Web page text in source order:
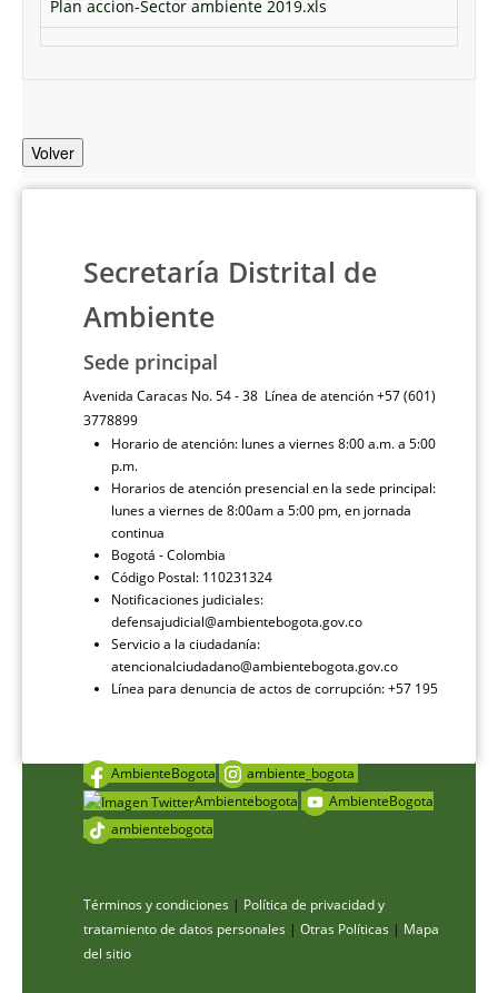
Plan accion-Sector ambiente 2019.xls
Volver
Secretaría Distrital de
Ambiente
Sede principal
Avenida Caracas No. 54 - 38 Línea de atención +57 (601)
3778899
Horario de atención: lunes a viernes 8:00 a.m. a 5:00
p.m.
Horarios de atención presencial en la sede principal:
lunes a viernes de 8:00am a 5:00 pm, en jornada
continua
Bogotá - Colombia
Código Postal: 110231324
Notificaciones judiciales:
defensajudicial@ambientebogota.gov.co
Servicio a la ciudadanía:
atencionalciudadano@ambientebogota.gov.co
Línea para denuncia de actos de corrupción: +57 195
AmbienteBogota
ambiente_bogota
Ambientebogota
AmbienteBogota
ambientebogota
Términos y condiciones | Política de privacidad y
tratamiento de datos personales | Otras Políticas | Mapa
del sitio